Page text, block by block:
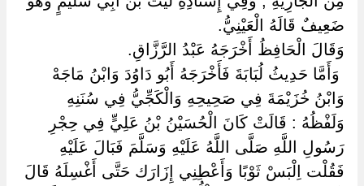
ضَعِيفٌ قَالَهُ الْعَيْنِيُّ.
وَقَالَ الْحَافِظُ أَخْرَجَهُ عَبْدُ الرَّزَّاقِ.
‏ ‏وَأَمَّا حَدِيثُ لُبَابَةَ فَأَخْرَجَهُ أَبُو دَاوُدَ وَابْنُ مَاجَهْ
وَابْنُ خُزَيْمَةَ فِي صَحِيحِهِ وَالْكَجِّيُّ فِي سُنَنِهِ
وَلَفْظُهُ : قَالَتْ كَانَ الْحُسَيْنُ بْنُ عَلِيٍّ فِي حِجْرِ
رَسُولِ اللَّهِ صَلَّى اللَّهُ عَلَيْهِ وَسَلَّمَ فَبَالَ عَلَيْهِ
فَقُلْت اِلْبَسْ ثَوْبًا وَأَعْطِنِي إِزَارَك حَتَّى أَغْسِلَهُ قَالَ